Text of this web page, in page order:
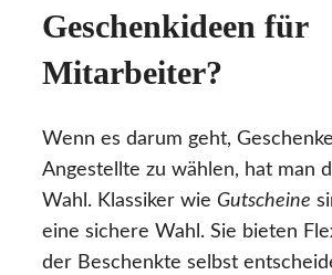
Geschenkideen für
Mitarbeiter?
Wenn es darum geht,
Angestellte zu wählen, hat man
Wahl. Klassiker wie Gutscheine
eine sichere Wahl. Sie bieten
der Beschenkte selbst